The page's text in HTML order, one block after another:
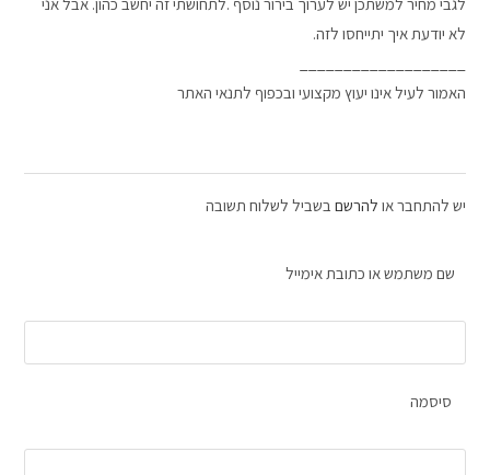
לא יודעת איך יתייחסו לזה.
האמור לעיל אינו יעוץ מקצועי ובכפוף לתנאי האתר
יש להתחבר או להרשם בשביל לשלוח תשובה
שם משתמש או כתובת אימייל
סיסמה